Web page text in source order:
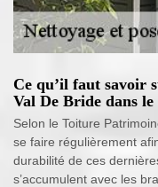
Ce qu’il faut savoir
Val De Bride dans le
Selon le Toiture
se faire régulièrement
durabilité de ces
s’accumulent avec les